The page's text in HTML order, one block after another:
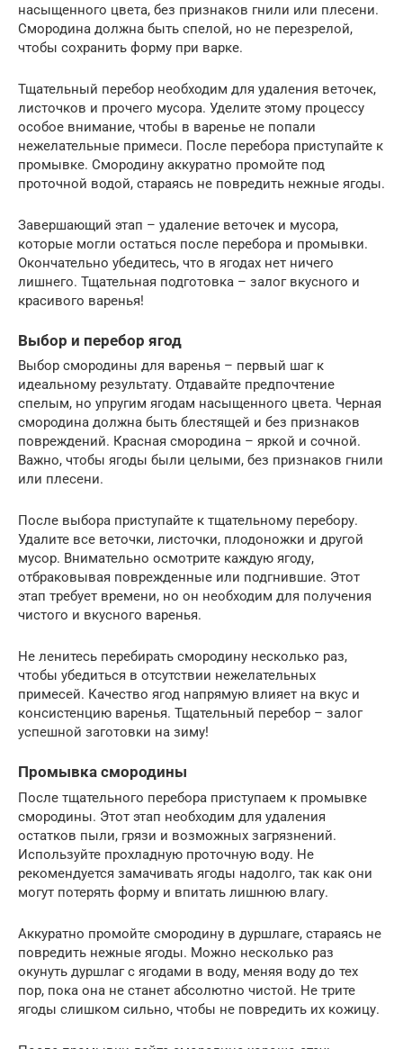
насыщенного цвета, без признаков гнили или плесени.
Смородина должна быть спелой, но не перезрелой,
чтобы сохранить форму при варке.
Тщательный перебор необходим для удаления веточек,
листочков и прочего мусора. Уделите этому процессу
особое внимание, чтобы в варенье не попали
нежелательные примеси. После перебора приступайте к
промывке. Смородину аккуратно промойте под
проточной водой, стараясь не повредить нежные ягоды.
Завершающий этап – удаление веточек и мусора,
которые могли остаться после перебора и промывки.
Окончательно убедитесь, что в ягодах нет ничего
лишнего. Тщательная подготовка – залог вкусного и
красивого варенья!
Выбор и перебор ягод
Выбор смородины для варенья – первый шаг к
идеальному результату. Отдавайте предпочтение
спелым, но упругим ягодам насыщенного цвета. Черная
смородина должна быть блестящей и без признаков
повреждений. Красная смородина – яркой и сочной.
Важно, чтобы ягоды были целыми, без признаков гнили
или плесени.
После выбора приступайте к тщательному перебору.
Удалите все веточки, листочки, плодоножки и другой
мусор. Внимательно осмотрите каждую ягоду,
отбраковывая поврежденные или подгнившие. Этот
этап требует времени, но он необходим для получения
чистого и вкусного варенья.
Не ленитесь перебирать смородину несколько раз,
чтобы убедиться в отсутствии нежелательных
примесей. Качество ягод напрямую влияет на вкус и
консистенцию варенья. Тщательный перебор – залог
успешной заготовки на зиму!
Промывка смородины
После тщательного перебора приступаем к промывке
смородины. Этот этап необходим для удаления
остатков пыли, грязи и возможных загрязнений.
Используйте прохладную проточную воду. Не
рекомендуется замачивать ягоды надолго, так как они
могут потерять форму и впитать лишнюю влагу.
Аккуратно промойте смородину в дуршлаге, стараясь не
повредить нежные ягоды. Можно несколько раз
окунуть дуршлаг с ягодами в воду, меняя воду до тех
пор, пока она не станет абсолютно чистой. Не трите
ягоды слишком сильно, чтобы не повредить их кожицу.